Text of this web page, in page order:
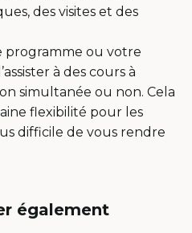
des visites et des
programme ou votre
à des cours à
simultanée ou non. Cela
flexibilité pour les
difficile de vous rendre
également